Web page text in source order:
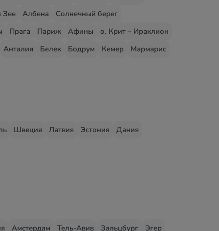
Зее
Албена
Солнечный берег
Прага Париж Афины
о. Крит – Ираклион
Анталия
Белек Бодрум Кемер Мармарис
Швеция Латвия Эстония Дания
Амстердам Тель-Авив Зальцбург Эгер